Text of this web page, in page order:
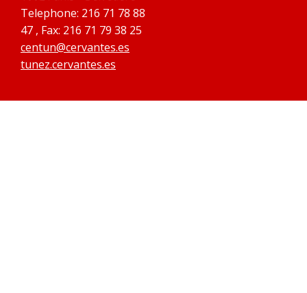
Telephone: 216 71 78 88
47 , Fax: 216 71 79 38 25
centun@cervantes.es
tunez.cervantes.es